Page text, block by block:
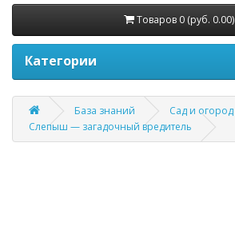
Товаров 0 (руб. 0.00)
Категории
База знаний
Сад и огород
Слепыш — загадочный вредитель